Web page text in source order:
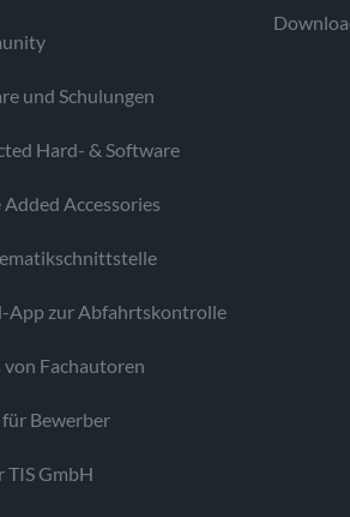
und Schulungen
Hard- & Software
Added Accessories
App zur Abfahrtskontrolle
Fachautoren
Bewerber
TIS GmbH